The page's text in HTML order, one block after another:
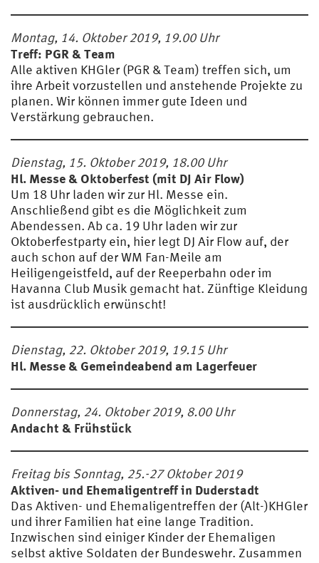
Montag, 14. Oktober 2019, 19.00 Uhr
Treff: PGR & Team
Alle aktiven KHGler (PGR & Team) treffen sich, um
ihre Arbeit vorzustellen und anstehende Projekte zu
planen. Wir können immer gute Ideen und
Verstärkung gebrauchen.
Dienstag, 15. Oktober 2019, 18.00 Uhr
Hl. Messe & Oktoberfest (mit DJ Air Flow)
Um 18 Uhr laden wir zur Hl. Messe ein.
Anschließend gibt es die Möglichkeit zum
Abendessen. Ab ca. 19 Uhr laden wir zur
Oktoberfestparty ein, hier legt DJ Air Flow auf, der
auch schon auf der WM Fan-Meile am
Heiligengeistfeld, auf der Reeperbahn oder im
Havanna Club Musik gemacht hat. Zünftige Kleidung
ist ausdrücklich erwünscht!
Dienstag, 22. Oktober 2019, 19.15 Uhr
Hl. Messe & Gemeindeabend am Lagerfeuer
Donnerstag, 24. Oktober 2019, 8.00 Uhr
Andacht & Frühstück
Freitag bis Sonntag, 25.-27 Oktober 2019
Aktiven- und Ehemaligentreff in Duderstadt
Das Aktiven- und Ehemaligentreffen der (Alt-)KHGler
und ihrer Familien hat eine lange Tradition.
Inzwischen sind einiger Kinder der Ehemaligen
selbst aktive Soldaten der Bundeswehr. Zusammen